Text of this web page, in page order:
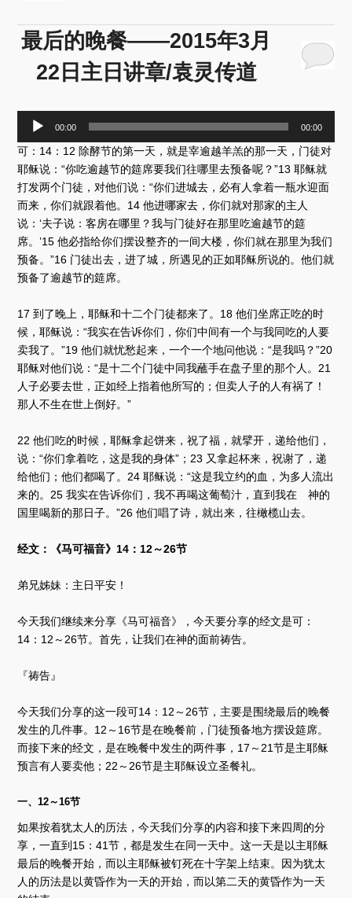
最后的晚餐——2015年3月
22日主日讲章/袁灵传道
播
放
器
00:00 00:00
可：14：12 除酵节的第一天，就是宰逾越羊羔的那一天，门徒对
耶稣说：“你吃逾越节的筵席要我们往哪里去预备呢？”13 耶稣就
打发两个门徒，对他们说：“你们进城去，必有人拿着一瓶水迎面
而来，你们就跟着他。14 他进哪家去，你们就对那家的主人
说：‘夫子说：客房在哪里？我与门徒好在那里吃逾越节的筵
席。’15 他必指给你们摆设整齐的一间大楼，你们就在那里为我们
预备。”16 门徒出去，进了城，所遇见的正如耶稣所说的。他们就
预备了逾越节的筵席。
17 到了晚上，耶稣和十二个门徒都来了。18 他们坐席正吃的时
候，耶稣说：“我实在告诉你们，你们中间有一个与我同吃的人要
卖我了。”19 他们就忧愁起来，一个一个地问他说：“是我吗？”20
耶稣对他们说：“是十二个门徒中同我蘸手在盘子里的那个人。21
人子必要去世，正如经上指着他所写的；但卖人子的人有祸了！
那人不生在世上倒好。”
22 他们吃的时候，耶稣拿起饼来，祝了福，就擘开，递给他们，
说：“你们拿着吃，这是我的身体”；23 又拿起杯来，祝谢了，递
给他们；他们都喝了。24 耶稣说：“这是我立约的血，为多人流出
来的。25 我实在告诉你们，我不再喝这葡萄汁，直到我在 神的
国里喝新的那日子。”26 他们唱了诗，就出来，往橄榄山去。
经文：《马可福音》14：12～26节
弟兄姊妹：主日平安！
今天我们继续来分享《马可福音》，今天要分享的经文是可：
14：12～26节。首先，让我们在神的面前祷告。
『祷告』
今天我们分享的这一段可14：12～26节，主要是围绕最后的晚餐
发生的几件事。12～16节是在晚餐前，门徒预备地方摆设筵席。
而接下来的经文，是在晚餐中发生的两件事，17～21节是主耶稣
预言有人要卖他；22～26节是主耶稣设立圣餐礼。
一、12～16节
如果按着犹太人的历法，今天我们分享的内容和接下来四周的分
享，一直到15：41节，都是发生在同一天中。这一天是以主耶稣
最后的晚餐开始，而以主耶稣被钉死在十字架上结束。因为犹太
人的历法是以黄昏作为一天的开始，而以第二天的黄昏作为一天